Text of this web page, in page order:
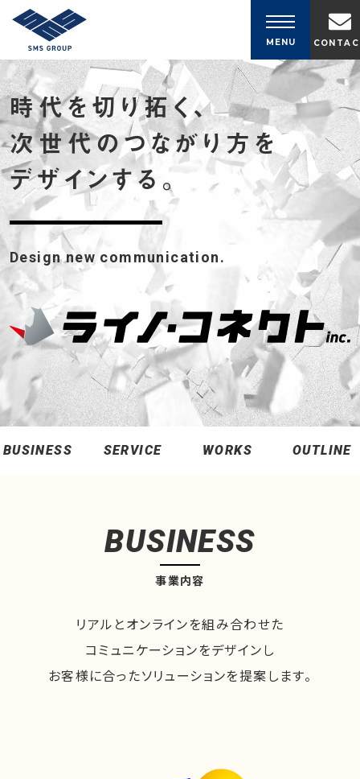
コンテンツへスキップ
MENU
時代を切り拓く、
次世代のつながり方を
デザインする。
Design new communication.
BUSINESS SERVICE WORKS OUTLINE
BUSINESS
事業内容
リアルとオンラインを組み合わせた
コミュニケーションをデザインし
お客様に合ったソリューションを提案します。